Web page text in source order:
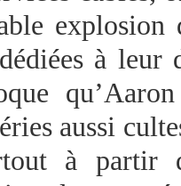
à
aussi
à partir